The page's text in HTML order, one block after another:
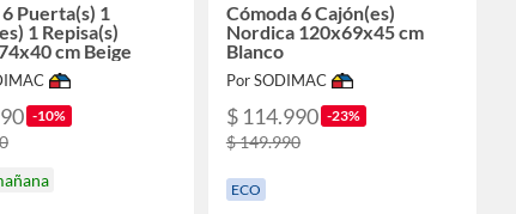
Puerta(s) 1
1 Repisa(s)
cm Beige
-10%
Cómoda 6 Cajón(es)
Nordica 120x69x45 cm
Blanco
Por SODIMAC
$ 114.990 -23%
$ 149.990
ECO